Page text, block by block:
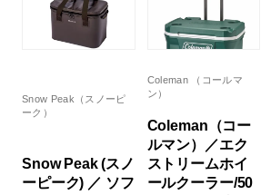
Snow Peak（スノーピ
ーク）
Snow Peak (スノ
ーピーク) ／ ソフ
Coleman （コールマ
ン）
Coleman（コー
ルマン）／エク
ストリームホイ
ールクーラー/50